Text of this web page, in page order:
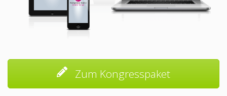
Zum Kongresspaket